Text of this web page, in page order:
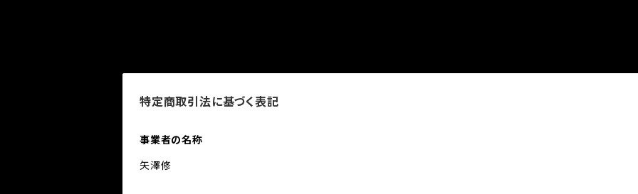
特定商取引法に基づく表記
事業者の名称
矢澤修